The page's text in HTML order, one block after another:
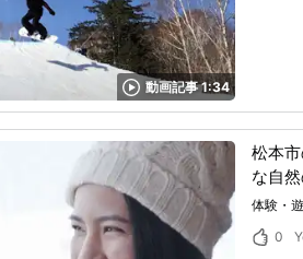
動画記事 1:34
松本
な自
体験・
0